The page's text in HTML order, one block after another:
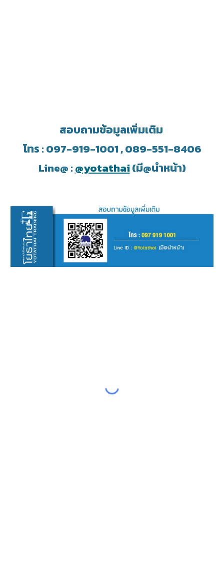
สอบถามข้อมูลเพิ่มเติม
โทร : 097-919-1001 , 089-551-8406
Line@ :@yotathai(มี@นำหน้า)